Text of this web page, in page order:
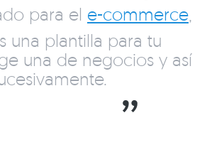
para el e-commerce
una plantilla para tu
una de negocios y así